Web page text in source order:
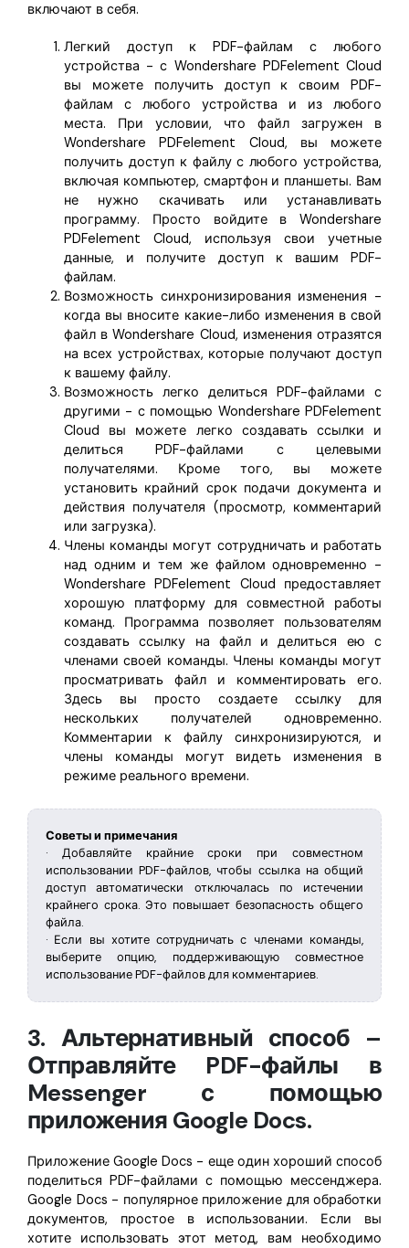
включают в себя.
Легкий доступ к PDF-файлам с любого
устройства - с Wondershare PDFelement Cloud
вы можете получить доступ к своим PDF-
файлам с любого устройства и из любого
места. При условии, что файл загружен в
Wondershare PDFelement Cloud, вы можете
получить доступ к файлу с любого устройства,
включая компьютер, смартфон и планшеты. Вам
не нужно скачивать или устанавливать
программу. Просто войдите в Wondershare
PDFelement Cloud, используя свои учетные
данные, и получите доступ к вашим PDF-
файлам.
Возможность синхронизирования изменения -
когда вы вносите какие-либо изменения в свой
файл в Wondershare Cloud, изменения отразятся
на всех устройствах, которые получают доступ
к вашему файлу.
Возможность легко делиться PDF-файлами с
другими - с помощью Wondershare PDFelement
Cloud вы можете легко создавать ссылки и
делиться PDF-файлами с целевыми
получателями. Кроме того, вы можете
установить крайний срок подачи документа и
действия получателя (просмотр, комментарий
или загрузка).
Члены команды могут сотрудничать и работать
над одним и тем же файлом одновременно -
Wondershare PDFelement Cloud предоставляет
хорошую платформу для совместной работы
команд. Программа позволяет пользователям
создавать ссылку на файл и делиться ею с
членами своей команды. Члены команды могут
просматривать файл и комментировать его.
Здесь вы просто создаете ссылку для
нескольких получателей одновременно.
Комментарии к файлу синхронизируются, и
члены команды могут видеть изменения в
режиме реального времени.
Советы и примечания
· Добавляйте крайние сроки при совместном
использовании PDF-файлов, чтобы ссылка на общий
доступ автоматически отключалась по истечении
крайнего срока. Это повышает безопасность общего
файла.
· Если вы хотите сотрудничать с членами команды,
выберите опцию, поддерживающую совместное
использование PDF-файлов для комментариев.
3. Альтернативный способ –
Отправляйте PDF-файлы в
Messenger с помощью
приложения Google Docs.
Приложение Google Docs - еще один хороший способ
поделиться PDF-файлами с помощью мессенджера.
Google Docs - популярное приложение для обработки
документов, простое в использовании. Если вы
хотите использовать этот метод, вам необходимо